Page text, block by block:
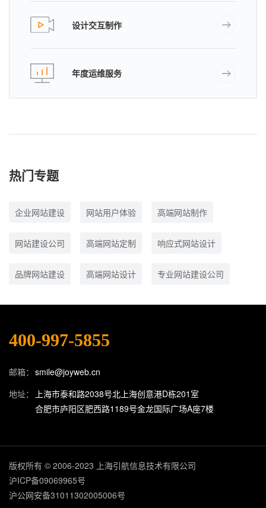
设计交互制作
年度运维服务
热门专题
企业网站建设 网站用户体验 高端网站制作
网站建设公司 高端网站定制 响应式网站设计
品牌网站建设 高端网站设计 专业网站建设公司
400-997-5855
邮箱： smile@joyweb.cn
地址：
上海市泰和路2038号北上海创意港D栋201室
合肥市庐阳区肥西路1189号金龙国际广场A座7楼
版权所有 © 2006-2023 上海引航信息技术有限公司
沪ICP备09069965号
沪公网安备31011302005006号